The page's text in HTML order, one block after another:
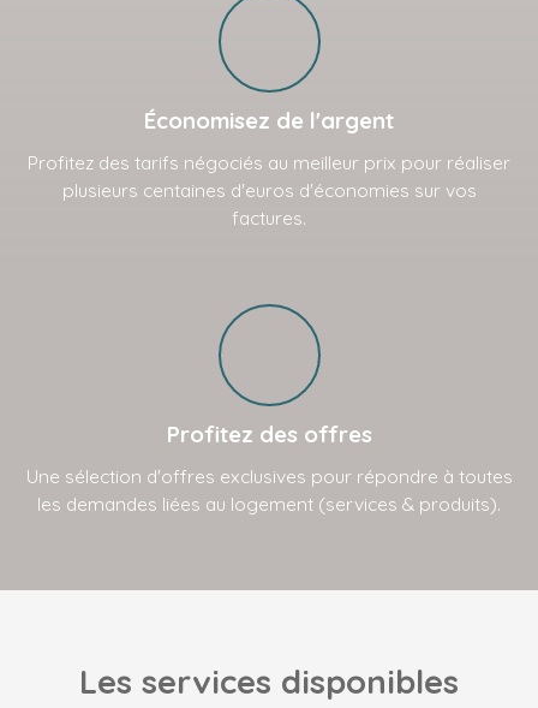
Économisez de l'argent
Profitez des tarifs négociés au meilleur prix pour réaliser
plusieurs centaines d'euros d'économies sur vos
factures.
Profitez des offres
Une sélection d'offres exclusives pour répondre à toutes
les demandes liées au logement (services & produits).
Les services disponibles